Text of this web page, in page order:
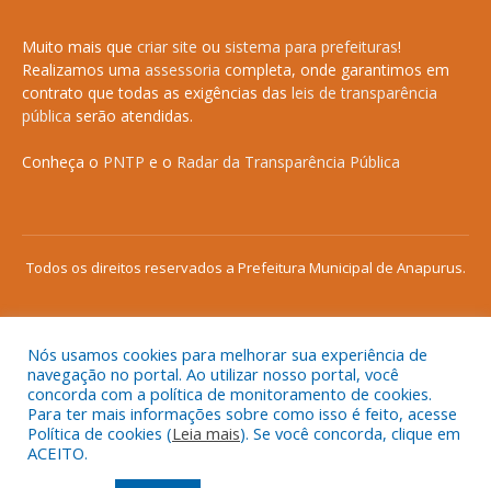
Muito mais que criar site ou sistema para prefeituras!
Realizamos uma assessoria completa, onde garantimos em
contrato que todas as exigências das leis de transparência
pública serão atendidas.
Conheça o PNTP e o Radar da Transparência Pública
Todos os direitos reservados a Prefeitura Municipal de Anapurus.
Mapa do Site
Acessar Área Administrativa
Acessar o Webmail
Nós usamos cookies para melhorar sua experiência de
navegação no portal. Ao utilizar nosso portal, você
concorda com a política de monitoramento de cookies.
Para ter mais informações sobre como isso é feito, acesse
Política de cookies (Leia mais). Se você concorda, clique em
ACEITO.